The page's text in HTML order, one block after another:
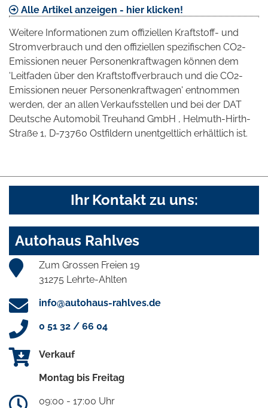
Alle Artikel anzeigen - hier klicken!
Weitere Informationen zum offiziellen Kraftstoff- und
Stromverbrauch und den offiziellen spezifischen CO2-
Emissionen neuer Personenkraftwagen können dem
'Leitfaden über den Kraftstoffverbrauch und die CO2-
Emissionen neuer Personenkraftwagen' entnommen
werden, der an allen Verkaufsstellen und bei der DAT
Deutsche Automobil Treuhand GmbH , Helmuth-Hirth-
Straße 1, D-73760 Ostfildern unentgeltlich erhältlich ist.
Ihr Kontakt zu uns:
Autohaus Rahlves
Zum Grossen Freien 19
31275 Lehrte-Ahlten
info@autohaus-rahlves.de
0 51 32 / 66 04
Verkauf
Montag bis Freitag
09:00 - 17:00 Uhr